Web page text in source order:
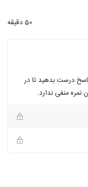
50 دقیقه
۴۰ سوال از ۵۰ سوال پاسخ درست بدهید تا در
نمره منفی ندارد.